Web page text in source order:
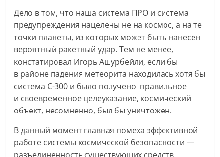
Дело в том, что наша система ПРО и система
предупреждения нацелены не на космос, а на те
точки планеты, из которых может быть нанесен
вероятный ракетный удар. Тем не менее,
констатировал Игорь Ашурбейли, если бы
в районе падения метеорита находилась хотя бы
система С-300 и было получено правильное
и своевременное целеуказание, космический
объект, несомненно, был бы уничтожен.
В данный момент главная помеха эффективной
работе системы космической безопасности —
разъединенность существующих средств,